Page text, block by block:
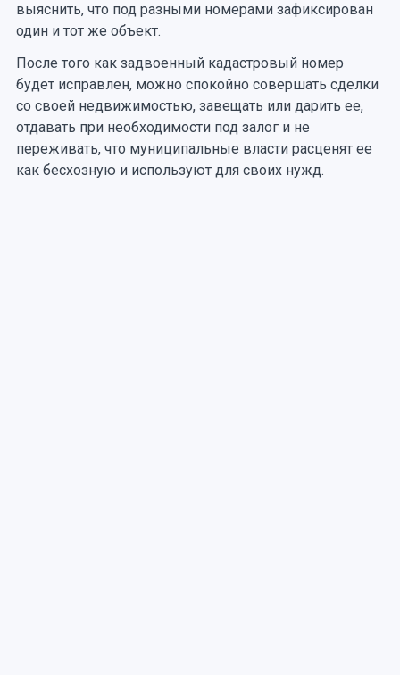
выяснить, что под разными номерами зафиксирован
один и тот же объект.
После того как задвоенный кадастровый номер
будет исправлен, можно спокойно совершать сделки
со своей недвижимостью, завещать или дарить ее,
отдавать при необходимости под залог и не
переживать, что муниципальные власти расценят ее
как бесхозную и используют для своих нужд.